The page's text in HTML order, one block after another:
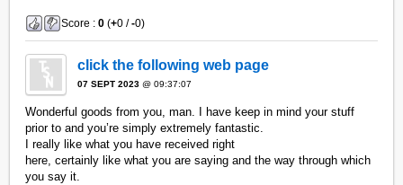
Score :0 (+0 /-0)
click the following web page
07 SEPT 2023 @ 09:37:07
Wonderful goods from you, man. I have keep in mind your stuff
prior to and you’re simply extremely fantastic.
I really like what you have received right
here, certainly like what you are saying and the way through which
you say it.